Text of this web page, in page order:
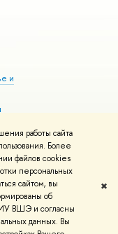
работы сайта
Более
файлов cookies
персональных
сайтом, вы
об
ВШЭ и согласны
данных. Вы
✖
и
Условия использования
Карта сайта